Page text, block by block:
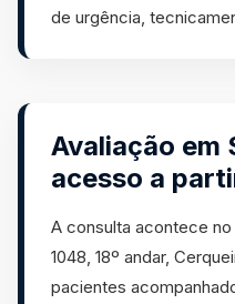
de urgência,
Avaliação em
acesso a
A consulta acontece no
1048, 18º andar,
pacientes